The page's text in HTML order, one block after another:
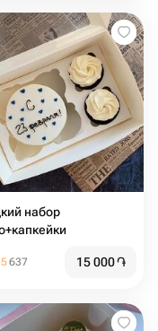
637 15 000֏